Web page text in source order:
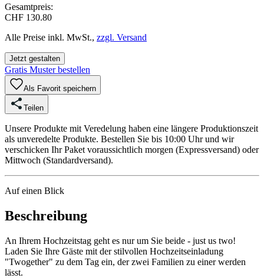
Gesamtpreis:
CHF 130.80
Alle Preise inkl. MwSt., zzgl. Versand
Jetzt gestalten
Gratis Muster bestellen
Als Favorit speichern
Teilen
Unsere Produkte mit Veredelung haben eine längere Produktionszeit
als unveredelte Produkte. Bestellen Sie bis 10:00 Uhr und wir
verschicken Ihr Paket voraussichtlich morgen (Expressversand) oder
Mittwoch (Standardversand).
Auf einen Blick
Beschreibung
An Ihrem Hochzeitstag geht es nur um Sie beide - just us two!
Laden Sie Ihre Gäste mit der stilvollen Hochzeitseinladung
"Twogether" zu dem Tag ein, der zwei Familien zu einer werden
lässt.